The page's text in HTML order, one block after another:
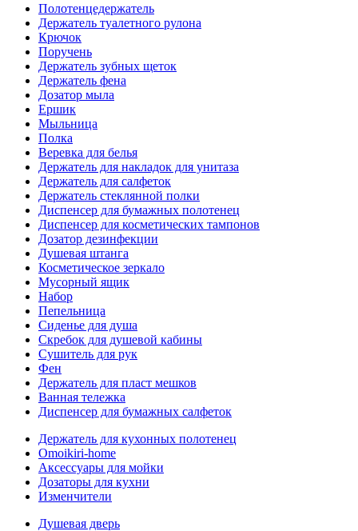
Полотенцедержатель
Держатель туалетного рулона
Крючок
Поручень
Держатель зубных щеток
Держатель фена
Дозатор мыла
Eршик
Мыльница
Полка
Веревка для белья
Держатель для накладок для унитаза
Держатель для салфеток
Держатель стеклянной полки
Диспенсер для бумажных полотенец
Диспенсер для косметических тампонов
Дозатор дезинфекции
Душевая штанга
Косметическое зеркало
Мусорный ящик
Набор
Пепельница
Сиденье для душа
Скребок для душевой кабины
Сушитель для рук
Фен
Держатель для пласт мешков
Ванная тележка
Диспенсер для бумажных салфеток
Держатель для кухонных полотенец
Omoikiri-home
Аксессуары для мойки
Дозаторы для кухни
Изменчители
Душевая дверь